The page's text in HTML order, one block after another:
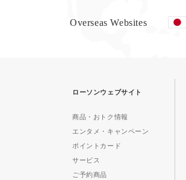
Overseas Websites
ローソンウェブサイト
商品・おトク情報
エンタメ・キャンペーン
ポイントカード
サービス
ご予約商品